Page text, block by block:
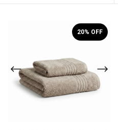
1/8
20% OFF